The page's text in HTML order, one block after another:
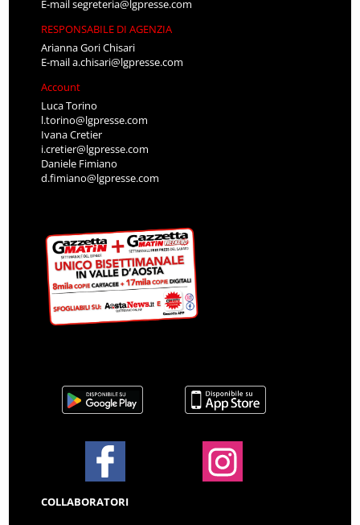
E-mailsegreteria@lgpresse.com
RESPONSABILE DI AGENZIA
Arianna Gori Chisari
E-maila.chisari@lgpresse.com
Account
Luca Torino
l.torino@lgpresse.com
Ivana Cretier
i.cretier@lgpresse.com
Daniele Fimiano
d.fimiano@lgpresse.com
COLLABORATORI